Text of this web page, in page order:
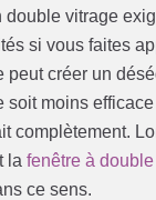
double vitrage
si vous faites
peut créer un
soit moins
complètement.
lafenêtre à
ce sens.